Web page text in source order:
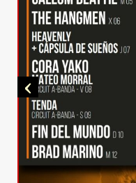
‹